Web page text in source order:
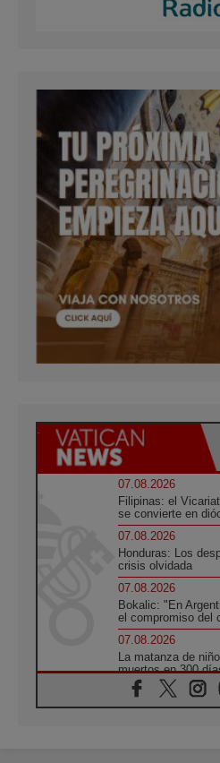
07.08.2026
Filipinas: el
se convierte en
07.08.2026
Honduras: Los
crisis olvidada
07.08.2026
Bokalic: "En
el compromiso del
07.08.2026
La matanza de
muertos en 300
07.08.2026
Tagle: La guerra